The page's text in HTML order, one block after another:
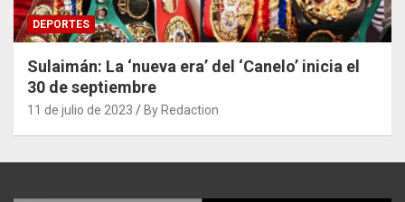
DEPORTES
Sulaimán: La ‘nueva era’ del ‘Canelo’ inicia el
30 de septiembre
11 de julio de 2023 By Redaction